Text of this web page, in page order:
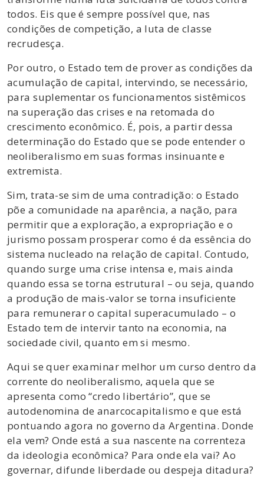
todos. Eis que é sempre possível que, nas
condições de competição, a luta de classe
recrudesça.
Por outro, o Estado tem de prover as condições da
acumulação de capital, intervindo, se necessário,
para suplementar os funcionamentos sistêmicos
na superação das crises e na retomada do
crescimento econômico. É, pois, a partir dessa
determinação do Estado que se pode entender o
neoliberalismo em suas formas insinuante e
extremista.
Sim, trata-se sim de uma contradição: o Estado
põe a comunidade na aparência, a nação, para
permitir que a exploração, a expropriação e o
jurismo possam prosperar como é da essência do
sistema nucleado na relação de capital. Contudo,
quando surge uma crise intensa e, mais ainda
quando essa se torna estrutural – ou seja, quando
a produção de mais-valor se torna insuficiente
para remunerar o capital superacumulado – o
Estado tem de intervir tanto na economia, na
sociedade civil, quanto em si mesmo.
Aqui se quer examinar melhor um curso dentro da
corrente do neoliberalismo, aquela que se
apresenta como “credo libertário”, que se
autodenomina de anarcocapitalismo e que está
pontuando agora no governo da Argentina. Donde
ela vem? Onde está a sua nascente na correnteza
da ideologia econômica? Para onde ela vai? Ao
governar, difunde liberdade ou despeja ditadura?